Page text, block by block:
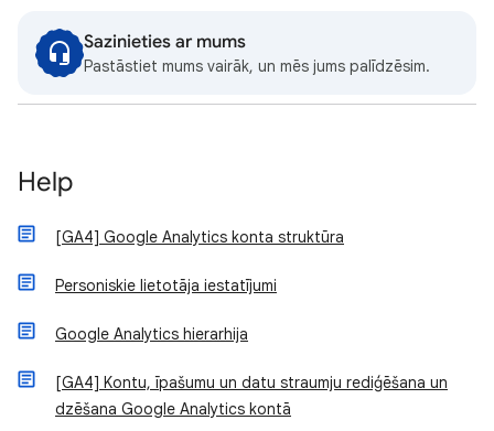
Sazinieties ar mums
Pastāstiet mums vairāk, un mēs jums palīdzēsim.
Help
[GA4] Google Analytics konta struktūra
Personiskie lietotāja iestatījumi
Google Analytics hierarhija
[GA4] Kontu, īpašumu un datu straumju rediģēšana un
dzēšana Google Analytics kontā